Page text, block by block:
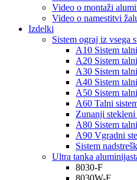
Video o montaži
Video o namestitvi
Izdelki
Sistem ograj iz vsega
A10 Sistem
A20 Sistem
A30 Sistem
A40 Sistem
A50 Sistem
A60 Talni
Zunanji
A80 Sistem
A90 Vgradni
Sistem
Ultra tanka
8030-F
8030W-F